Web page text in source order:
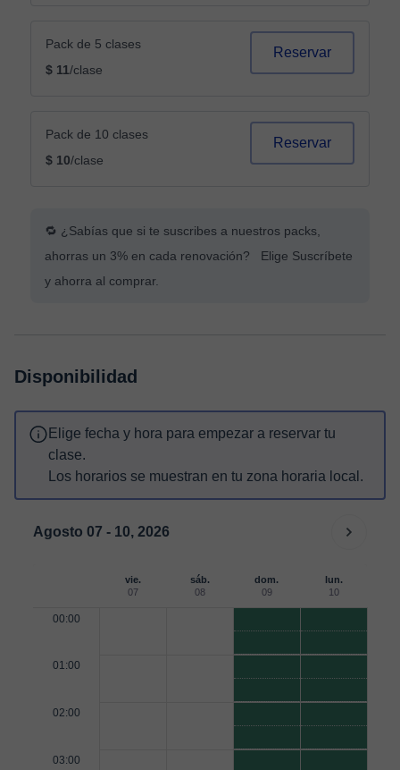
Pack de 5 clases
$ 11/clase
Reservar
Pack de 10 clases
$ 10/clase
Reservar
🔁 ¿Sabías que si te suscribes a nuestros packs,
ahorras un 3% en cada renovación? Elige Suscríbete
y ahorra al comprar.
Disponibilidad
Elige fecha y hora para empezar a reservar tu
clase.
Los horarios se muestran en tu zona horaria local.
Agosto 07 - 10, 2026
vie.
07
sáb.
08
dom.
09
lun.
10
00:00
01:00
02:00
03:00